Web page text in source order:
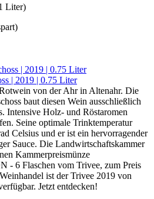
Liter)
| 2019 | 0.75 Liter
von der Ahr in Altenahr. Die
baut diesen Wein ausschließlich
Intensive Holz- und Röstaromen
Seine optimale Trinktemperatur
Celsius und er ist ein hervorragender
Sauce. Die Landwirtschaftskammer
Kammerpreismünze
- 6 Flaschen vom Trivee, zum Preis
ist der Trivee 2019 von
Jetzt entdecken!